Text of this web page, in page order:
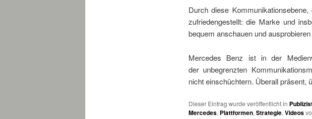
Durch diese
zufriedengestellt: die Marke und
bequem anschauen und
Mercedes Benz ist in der
der unbegrenzten
nicht einschüchtern. Überall präsent,
Dieser Eintrag wurde veröffentlicht in
Mercedes, Plattformen, Strategie, Videos